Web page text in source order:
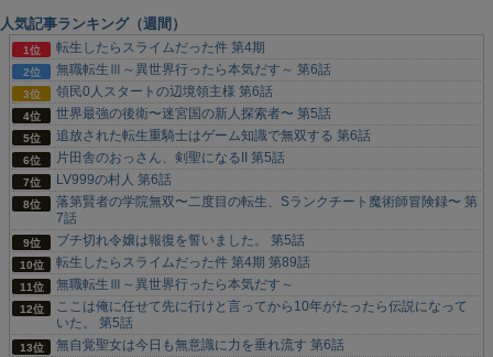
人気記事ランキング（週間）
転生したらスライムだった件 第4期
無職転生Ⅲ～異世界行ったら本気だす～ 第6話
領民0人スタートの辺境領主様 第6話
世界最強の後衛〜迷宮国の新人探索者〜 第5話
追放された転生重騎士はゲーム知識で無双する 第6話
片田舎のおっさん、剣聖になるII 第5話
LV999の村人 第6話
落第賢者の学院無双〜二度目の転生、Sランクチート魔術師冒険録〜 第
7話
ブチ切れ令嬢は報復を誓いました。 第5話
転生したらスライムだった件 第4期 第89話
無職転生Ⅲ～異世界行ったら本気だす～
ここは俺に任せて先に行けと言ってから10年がたったら伝説になって
いた。 第5話
無自覚聖女は今日も無意識に力を垂れ流す 第6話